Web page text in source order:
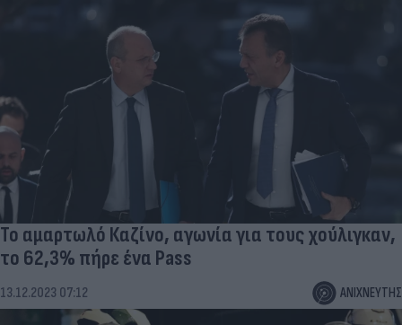
Το αμαρτωλό Καζίνο, αγωνία για τους χούλιγκαν,
το 62,3% πήρε ένα Pass
13.12.2023 07:12 ΑΝΙΧΝΕΥΤΗΣ